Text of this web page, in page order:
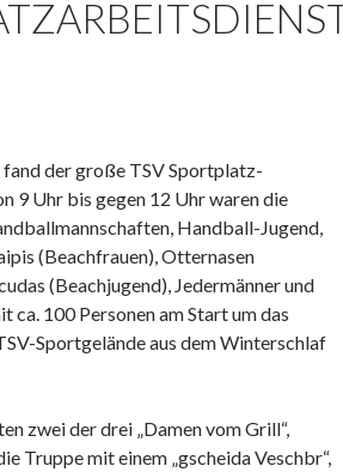
der große TSV Sportplatz-
9 Uhr bis gegen 12 Uhr waren die
Handball-Jugend,
(Beachfrauen), Otternasen
(Beachjugend), Jedermänner und
ca. 100 Personen am Start um das
Sportgelände aus dem Winterschlaf
zwei der drei „Damen vom Grill“,
Truppe mit einem „gscheida Veschbr“,